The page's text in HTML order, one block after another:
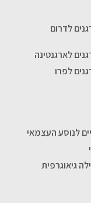
לדרום
לארגנטינה
לפרו
לנוסע העצמאי
גיאוגרפית